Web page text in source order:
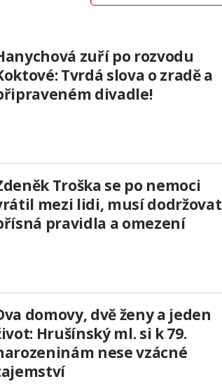
zuří po rozvodu
Tvrdá slova o zradě a
divadle!
Troška se po nemoci
mezi lidi, musí dodržovat
pravidla a omezení
domovy, dvě ženy a jeden
Hrušínský ml. si k 79.
nese vzácné